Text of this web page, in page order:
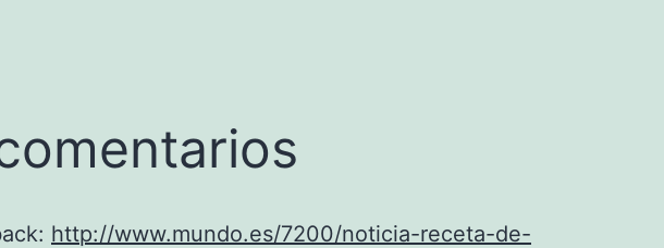
http://www.mundo.es/7200/noticia-receta-de-